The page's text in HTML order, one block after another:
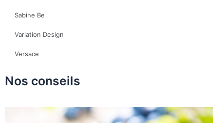
Sabine Be
Variation Design
Versace
Nos conseils